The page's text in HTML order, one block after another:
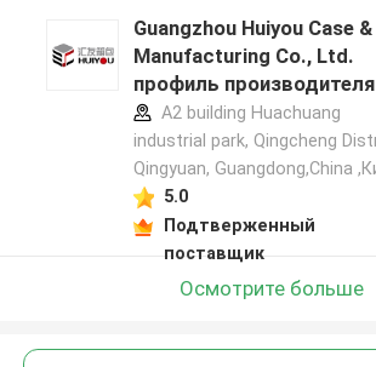
Guangzhou Huiyou Case
Manufacturing Co., Ltd.
профиль производителя
A2 building Huachuang
industrial park, Qingcheng
Qingyuan, Guangdong,China
5.0
Подтверженный
поставщик
Осмотрите больше